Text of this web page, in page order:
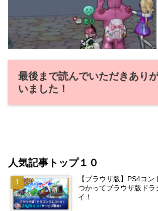
最後まで読んでいただきあり
いました！
人気記事トップ１０
【ブラウザ版】PS4コン
つかってブラウザ版ドラ
イ！